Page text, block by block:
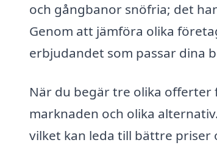
och gångbanor snöfria; det
Genom att jämföra olika
erbjudandet som passar dina
När du begär tre olika
marknaden och olika
vilket kan leda till bättre priser